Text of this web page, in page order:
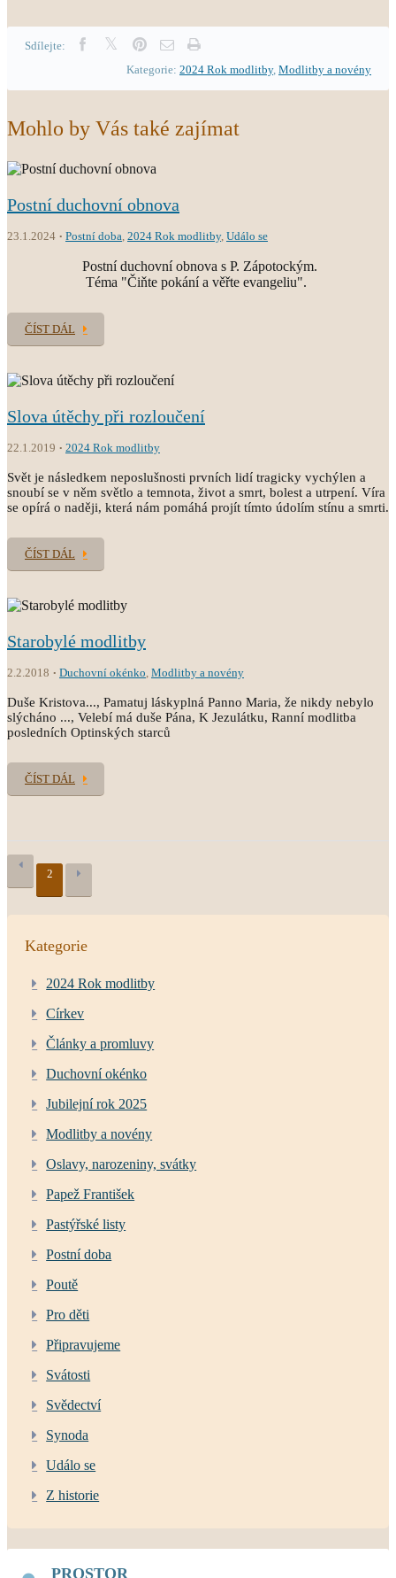
Sdílejte:
Kategorie: 2024 Rok modlitby, Modlitby a novény
Mohlo by Vás také zajímat
Postní duchovní obnova
23.1.2024 Postní doba, 2024 Rok modlitby, Událo se
Postní duchovní obnova s P. Zápotockým.
Téma "Čiňte pokání a věřte evangeliu".
ČÍST DÁL
Slova útěchy při rozloučení
22.1.2019 2024 Rok modlitby
Svět je následkem neposlušnosti prvních lidí tragicky vychýlen a
snoubí se v něm světlo a temnota, život a smrt, bolest a utrpení. Víra
se opírá o naději, která nám pomáhá projít tímto údolím stínu a smrti.
ČÍST DÁL
Starobylé modlitby
2.2.2018 Duchovní okénko, Modlitby a novény
Duše Kristova..., Pamatuj láskyplná Panno Maria, že nikdy nebylo
slýcháno ..., Velebí má duše Pána, K Jezulátku, Ranní modlitba
posledních Optinských starců
ČÍST DÁL
2
Kategorie
2024 Rok modlitby
Církev
Články a promluvy
Duchovní okénko
Jubilejní rok 2025
Modlitby a novény
Oslavy, narozeniny, svátky
Papež František
Pastýřské listy
Postní doba
Poutě
Pro děti
Připravujeme
Svátosti
Svědectví
Synoda
Událo se
Z historie
PROSTOR